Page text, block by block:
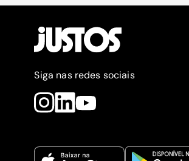
Siga nas redes sociais